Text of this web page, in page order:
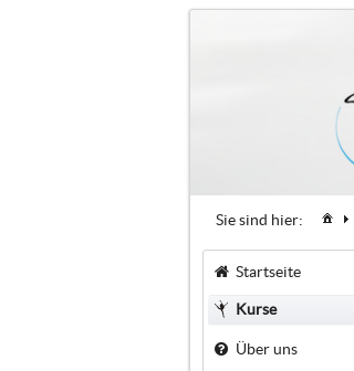
Sie sind hier:
Startseite
Kurse
Über uns